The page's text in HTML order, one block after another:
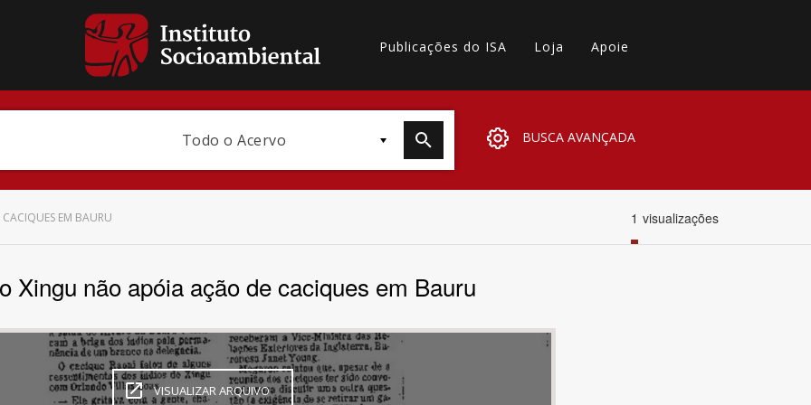
Publicações do ISA Loja Apoie
Todo o Acervo BUSCA AVANÇADA
Subtema
EM BAURU 1 visualizações
Xingu não apóia ação de caciques em Bauru
VISUALIZAR ARQUIVO